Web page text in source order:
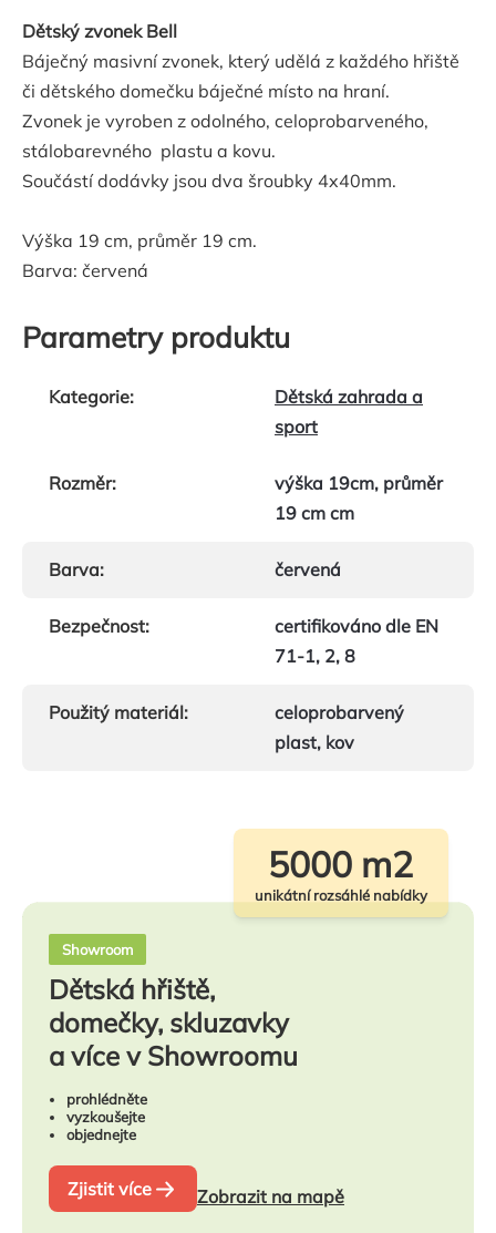
Dětský zvonek Bell
Báječný masivní zvonek, který udělá z každého hřiště
či dětského domečku báječné místo na hraní.
Zvonek je vyroben z odolného, celoprobarveného,
stálobarevného plastu a kovu.
Součástí dodávky jsou dva šroubky 4x40mm.
Výška 19 cm, průměr 19 cm.
Barva: červená
Parametry produktu
Kategorie:
Dětská zahrada a
sport
Rozměr:
výška 19cm, průměr
19 cm cm
Barva: červená
Bezpečnost:
certifikováno dle EN
71-1, 2, 8
Použitý materiál:
celoprobarvený
plast, kov
Showroom
Dětská hřiště,
domečky, skluzavky
a více v Showroomu
prohlédněte
vyzkoušejte
objednejte
Zjistit více Zobrazit na mapě
5000 m2
unikátní rozsáhlé nabídky